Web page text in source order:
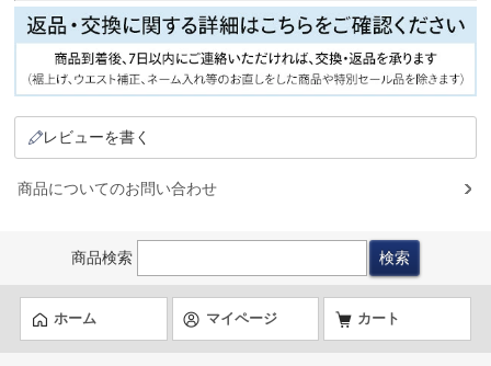
レビューを書く
商品についてのお問い合わせ
商品検索
ホーム マイページ カート